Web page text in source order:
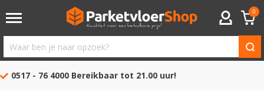
ACCOUNT
0
Waar
ben0517 - 76 4000 Bereikbaar tot 21.00 uur!